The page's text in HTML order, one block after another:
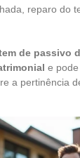
reparo do
de passivo
e
a pertinência